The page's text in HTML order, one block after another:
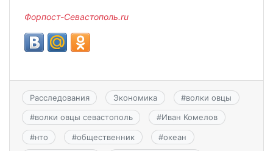
Форпост-Севастополь.ru
Расследования Экономика #волки овцы
#волки овцы севастополь #Иван Комелов
#нто #общественник #океан